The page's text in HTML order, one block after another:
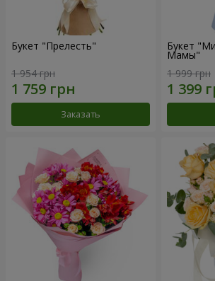
Букет "Прелесть"
1 954 грн
Заказать
Букет
Мамы"
1 999 грн